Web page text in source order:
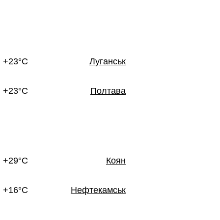
+23°C Луганськ
+23°C Полтава
+29°C Коян
+16°C Нефтекамськ